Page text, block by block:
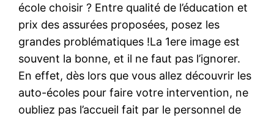
école choisir ? Entre qualité de l’éducation et
prix des assurées proposées, posez les
grandes problématiques !La 1ere image est
souvent la bonne, et il ne faut pas l’ignorer.
En effet, dès lors que vous allez découvrir les
auto-écoles pour faire votre intervention, ne
oubliez pas l’accueil fait par le personnel de